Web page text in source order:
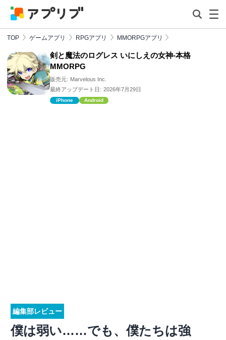
TOP ゲームアプリ RPGアプリ MMORPGアプリ
剣と魔法のログレス いにしえの女神-本格
MMORPG
販売元: Marvelous Inc.
最終アップデート日: 2026年7月29日
iPhone Android
編集部レビュー
僕は弱い……でも、僕たちは強